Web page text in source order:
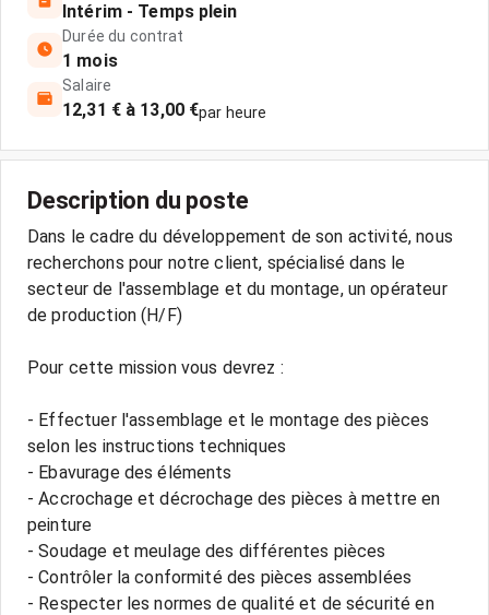
Intérim - Temps plein
Durée du contrat
1 mois
Salaire
12,31 € à 13,00 €par heure
Description du poste
Dans le cadre du développement de son activité, nous
recherchons pour notre client, spécialisé dans le
secteur de l'assemblage et du montage, un opérateur
de production (H/F)
Pour cette mission vous devrez :
- Effectuer l'assemblage et le montage des pièces
selon les instructions techniques
- Ebavurage des éléments
- Accrochage et décrochage des pièces à mettre en
peinture
- Soudage et meulage des différentes pièces
- Contrôler la conformité des pièces assemblées
- Respecter les normes de qualité et de sécurité en